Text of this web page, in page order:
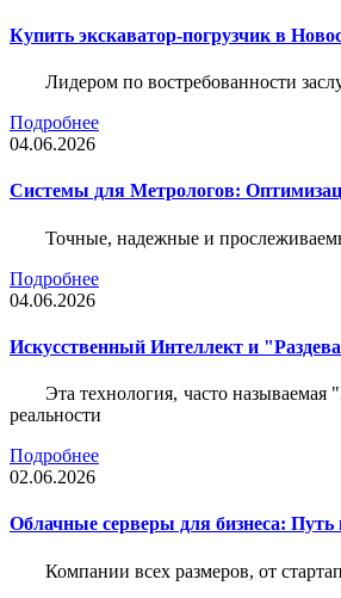
Купить экскаватор-погрузчик в
Лидером по востребованности
Подробнее
04.06.2026
Системы для Метрологов:
Точные, надежные и
Подробнее
04.06.2026
Искусственный Интеллект и
Эта технология, часто
реальности
Подробнее
02.06.2026
Облачные серверы для бизнеса: Путь
Компании всех размеров, от